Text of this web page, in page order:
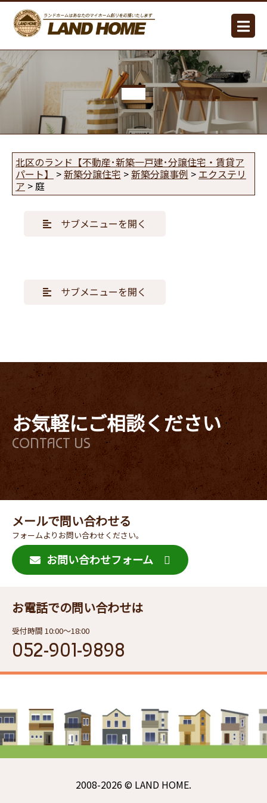
北区のランド【不動産･新築一戸建･分譲住宅・賃貸ア
パート】
>新築分譲住宅 >新築分譲事例 > エクステリ
ア >庭
サブメニューを開く
サブメニューを開く
お気軽にご相談ください
CONTACT US
メールで問い合わせる
フォームよりお問い合わせください。
お問い合わせフォーム
お電話での問い合わせは
受付時間 10:00〜18:00
052-901-9898
2008-2026 © LAND HOME.